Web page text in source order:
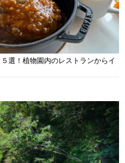
選！植物園内のレストランからイ